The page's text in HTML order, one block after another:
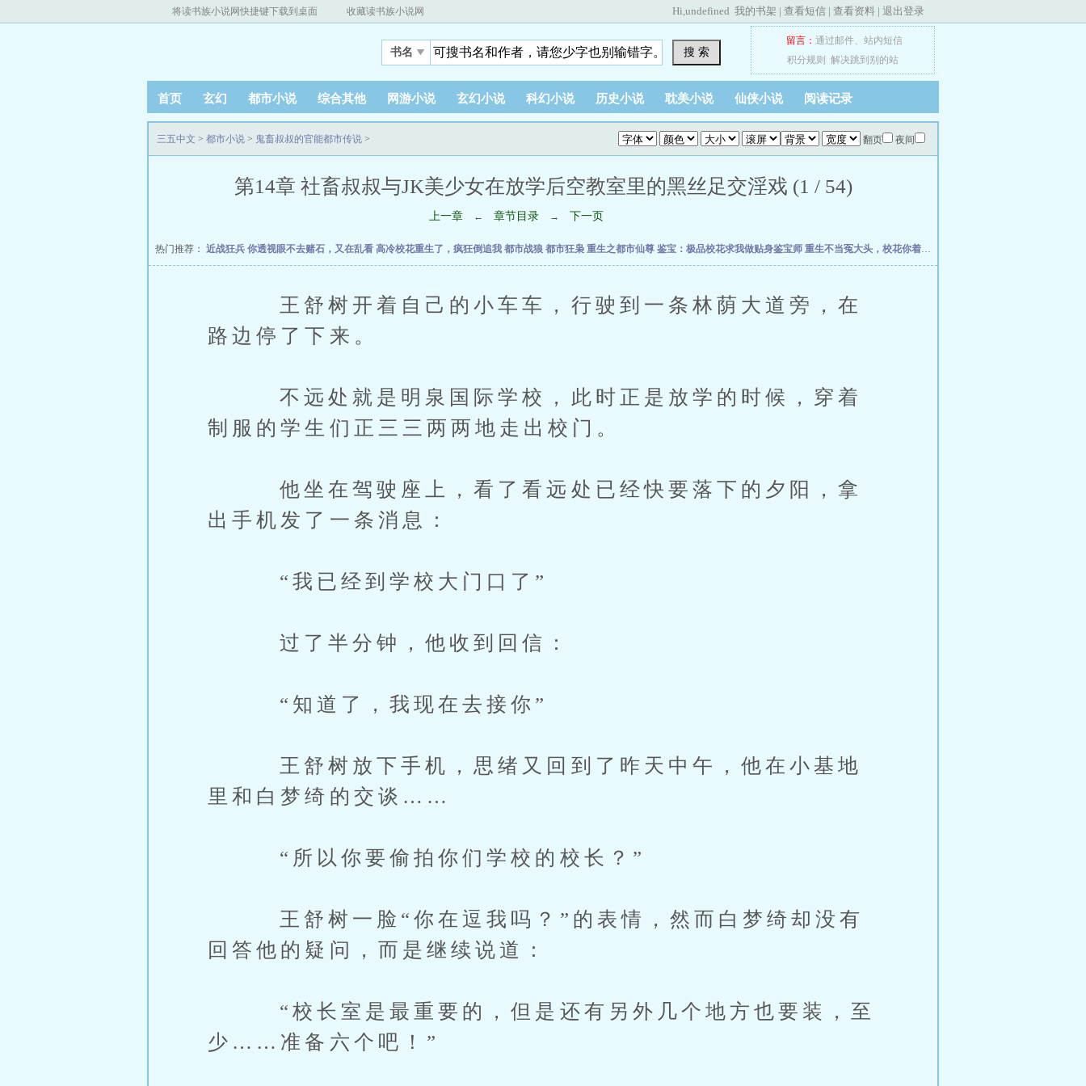
将读书族小说网快捷键下载到桌面 收藏读书族小说网 Hi,undefined 我的书架 | 查看短信 | 查看资料 | 退出登录
书名 搜 索
留言： 通过邮件、 站内短信
积分规则
解决跳到别的站
首页 玄幻 都市小说 综合其他 网游小说 玄幻小说 科幻小说 历史小说 耽美小说 仙侠小说 阅读记录
翻页 夜间
三五中文 > 都市小说 > 鬼畜叔叔的官能都市传说 >
第14章 社畜叔叔与JK美少女在放学后空教室里的黑丝足交淫戏 (1 / 54)
上一章 ← 章节目录 → 下一页
热门推荐： 近战狂兵 你透视眼不去赌石，又在乱看 高冷校花重生了，疯狂倒追我 都市战狼 都市狂枭 重生之都市仙尊 鉴宝：极品校花求我做贴身鉴宝师 重生不当冤大头，校花你着急啥？
王舒树开着自己的小车车，行驶到一条林荫大道旁，在
路边停了下来。
不远处就是明泉国际学校，此时正是放学的时候，穿着
制服的学生们正三三两两地走出校门。
他坐在驾驶座上，看了看远处已经快要落下的夕阳，拿
出手机发了一条消息：
“我已经到学校大门口了”
过了半分钟，他收到回信：
“知道了，我现在去接你”
王舒树放下手机，思绪又回到了昨天中午，他在小基地
里和白梦绮的交谈……
“所以你要偷拍你们学校的校长？”
王舒树一脸“你在逗我吗？”的表情，然而白梦绮却没有
回答他的疑问，而是继续说道：
“校长室是最重要的，但是还有另外几个地方也要装，至
少……准备六个吧！”